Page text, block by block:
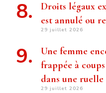
Droits légaux
est annulé ou
29 juillet 2026
Une femme
frappée à
dans une ruelle
29 juillet 2026